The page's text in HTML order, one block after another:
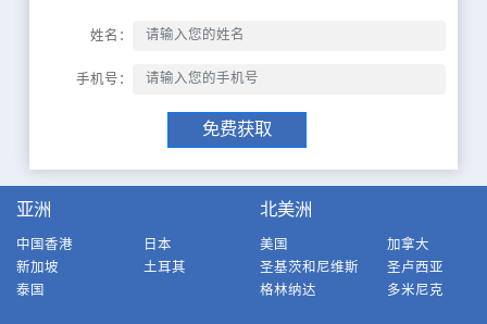
姓名：
手机号：
免费获取
亚洲
中国香港
日本
新加坡
土耳其
泰国
北美洲
美国
加拿大
圣基茨和尼维斯
圣卢西亚
格林纳达
多米尼克